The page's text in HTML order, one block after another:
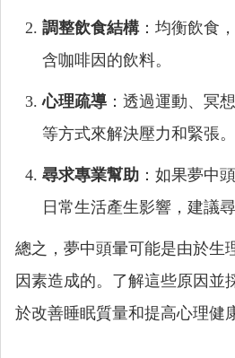
調整飲食結構：均衡飲食
含咖啡因的飲料。
心理疏導 ：透過運動、冥
等方式來解決壓力和緊張。
尋求專業幫助 ：如果夢中
日常生活產生影響，建議
總之，夢中頭暈可能是由於生
因素造成的。了解這些原因並
於改善睡眠質量和提高心理健